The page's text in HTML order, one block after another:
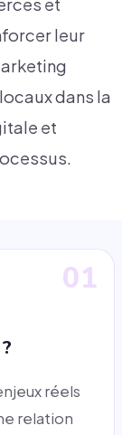
et
leur
dans la
et
01
réels
relation